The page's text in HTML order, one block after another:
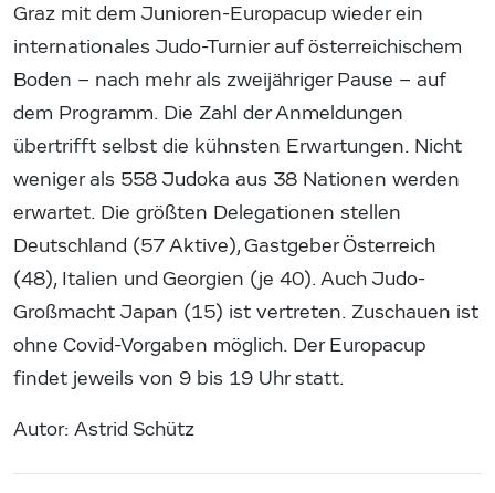
Graz mit dem Junioren-Europacup wieder ein
internationales Judo-Turnier auf österreichischem
Boden – nach mehr als zweijähriger Pause – auf
dem Programm. Die Zahl der Anmeldungen
übertrifft selbst die kühnsten Erwartungen. Nicht
weniger als 558 Judoka aus 38 Nationen werden
erwartet. Die größten Delegationen stellen
Deutschland (57 Aktive), Gastgeber Österreich
(48), Italien und Georgien (je 40). Auch Judo-
Großmacht Japan (15) ist vertreten. Zuschauen ist
ohne Covid-Vorgaben möglich. Der Europacup
findet jeweils von 9 bis 19 Uhr statt.
Autor: Astrid Schütz